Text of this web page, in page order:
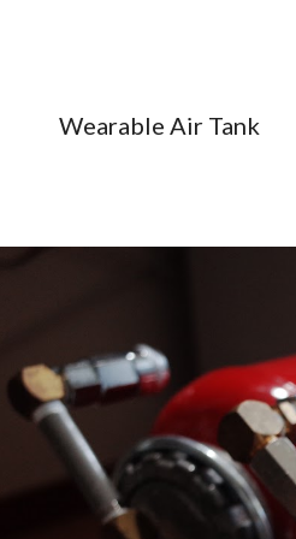
Wearable Air Tank